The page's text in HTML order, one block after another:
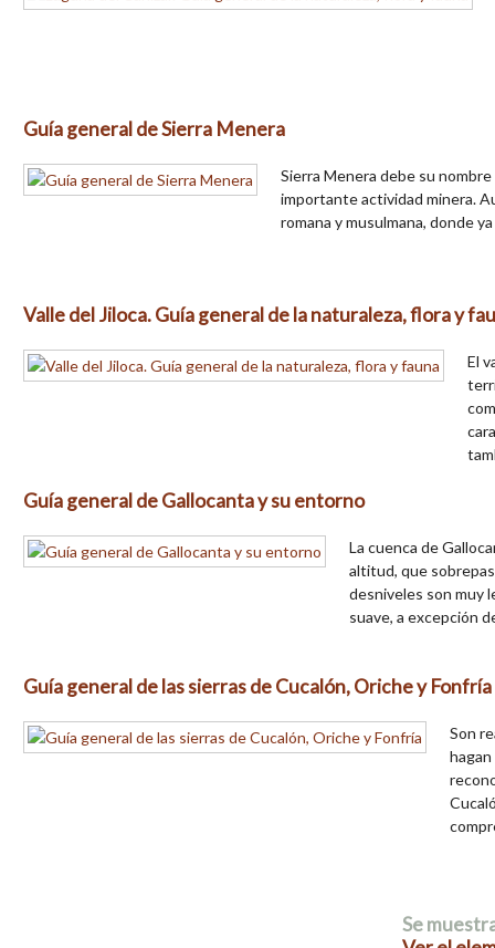
Guía general de Sierra Menera
Sierra Menera debe su
importante actividad minera.
romana y musulmana, donde
Valle del Jiloca. Guía general de la naturaleza, flora y
El
Guía general de Gallocanta y su entorno
La cuenca de
altitud, que
desniveles son muy
suave, a excepción
Guía general de las sierras de Cucalón, Oriche y Fonfría
Son
Se